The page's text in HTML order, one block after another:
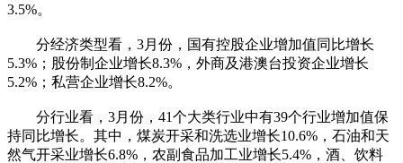
3.5%。
分经济类型看，3月份，国有控股企业增加值同比增长
5.3%；股份制企业增长8.3%，外商及港澳台投资企业增长
5.2%；私营企业增长8.2%。
分行业看，3月份，41个大类行业中有39个行业增加值保
持同比增长。其中，煤炭开采和洗选业增长10.6%，石油和天
然气开采业增长6.8%，农副食品加工业增长5.4%，酒、饮料